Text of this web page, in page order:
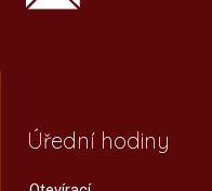
Úřední hodiny